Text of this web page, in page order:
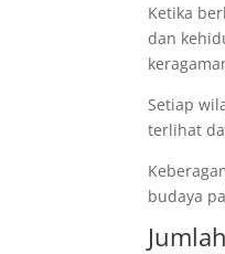
Ketika
dan
Setiap
terlihat
budaya